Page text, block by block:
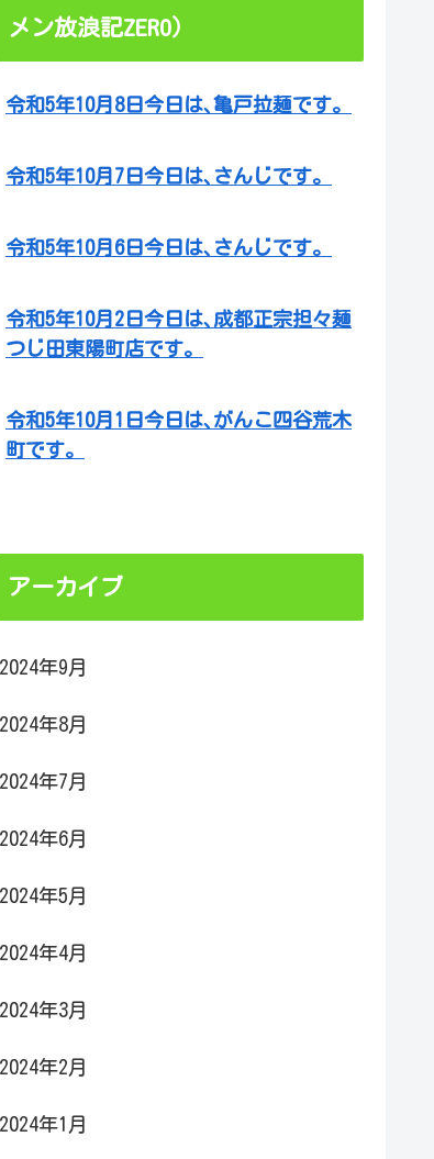
メン放浪記ZERO）
令和5年10月8日今日は､亀戸拉麺です。
令和5年10月7日今日は､さんじです。
令和5年10月6日今日は､さんじです。
令和5年10月2日今日は､成都正宗担々麺
つじ田東陽町店です。
令和5年10月1日今日は､がんこ四谷荒木
町です。
アーカイブ
2024年9月
2024年8月
2024年7月
2024年6月
2024年5月
2024年4月
2024年3月
2024年2月
2024年1月